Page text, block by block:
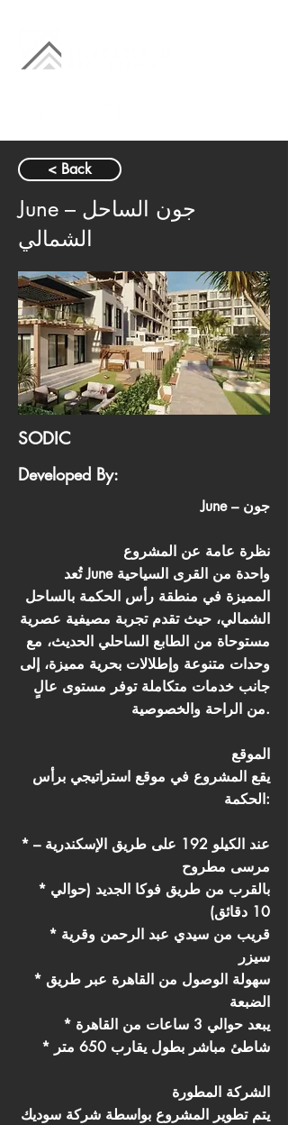
< Back
June – جون الساحل
الشمالي
SODIC
Developed By:
June – جون
نظرة عامة عن المشروع
تُعد June واحدة من القرى السياحية
المميزة في منطقة رأس الحكمة بالساحل
الشمالي، حيث تقدم تجربة مصيفية عصرية
مستوحاة من الطابع الساحلي الحديث، مع
وحدات متنوعة وإطلالات بحرية مميزة، إلى
جانب خدمات متكاملة توفر مستوى عالٍ
من الراحة والخصوصية.
الموقع
يقع المشروع في موقع استراتيجي برأس
الحكمة:
* عند الكيلو 192 على طريق الإسكندرية –
مرسى مطروح
* بالقرب من طريق فوكا الجديد (حوالي
10 دقائق)
* قريب من سيدي عبد الرحمن وقرية
سيزر
* سهولة الوصول من القاهرة عبر طريق
الضبعة
* يبعد حوالي 3 ساعات من القاهرة
* شاطئ مباشر بطول يقارب 650 متر
الشركة المطورة
يتم تطوير المشروع بواسطة شركة سوديك